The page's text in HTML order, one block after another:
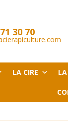
30 70
LA CIRE